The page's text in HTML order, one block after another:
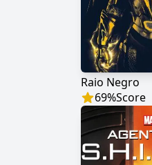
Raio Negro
69%Score